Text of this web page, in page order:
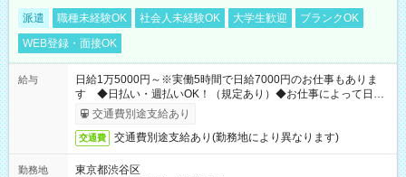
派遣 職種未経験OK 社会人未経験OK 大学生歓迎
ブランクOK
WEB登録・面接OK
給与
日給1万5000円～※実働5時間で日給7000円のお仕事もありま
す ◆日払い・週払いOK！（規定あり）◆お仕事によって日給
も異なります
交通費別途支給あり
交通費 交通費別途支給あり(勤務地により異なります)
勤務地
東京都渋谷区